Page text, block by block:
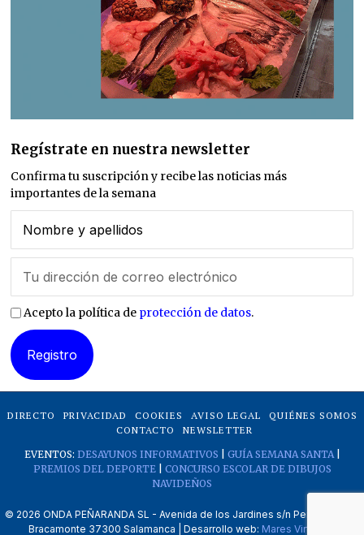
Regístrate en nuestra newsletter
Confirma tu suscripción y recibe las noticias más
importantes de la semana
Acepto la política de protección de datos.
DIRECTO PRIVACIDAD COOKIES AVISO LEGAL
QUIÉNES SOMOS
CONTACTO
NEWSLETTER
EVENTOS: DESAYUNOS INFORMATIVOS GUÍA SEMANA SANTA|
PREMIOS DEL DEPORTE| CONCURSO ESCOLAR DE DIBUJOS
NAVIDEÑOS
© 2026 ONDA PEÑARANDA SL - Avenida de los Jardines s/n Peñaranda de
Bracamonte 37300 Salamanca | Desarrollo web: Mares Virtuales